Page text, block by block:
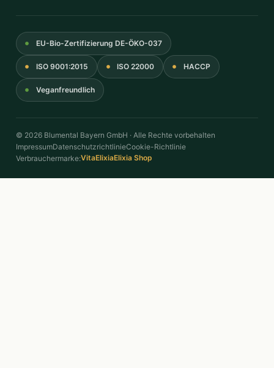
EU-Bio-Zertifizierung DE-ÖKO-037
ISO 9001:2015 ISO 22000 HACCP
Veganfreundlich
© 2026 Blumental Bayern GmbH · Alle Rechte vorbehalten
ImpressumDatenschutzrichtlinieCookie-Richtlinie
Verbrauchermarke:VitaElixiaElixia Shop